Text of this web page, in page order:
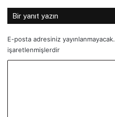
Bir yanıt yazın
E-posta adresiniz yayınlanmayacak.
işaretlenmişlerdir